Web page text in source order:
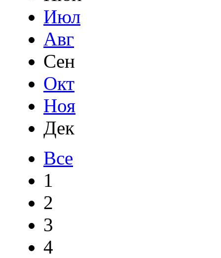
Июл
Авг
Сен
Окт
Ноя
Дек
Все
1
2
3
4